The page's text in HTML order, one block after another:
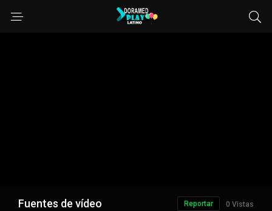
Fuentes de vídeo 0 Vistas
Reportar